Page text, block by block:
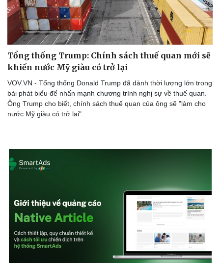
Tổng thống Trump: Chính sách thuế quan mới sẽ
khiến nước Mỹ giàu có trở lại
VOV.VN - Tổng thống Donald Trump đã dành thời lượng lớn trong
bài phát biểu để nhấn mạnh chương trình nghị sự về thuế quan.
Ông Trump cho biết, chính sách thuế quan của ông sẽ "làm cho
nước Mỹ giàu có trở lại".